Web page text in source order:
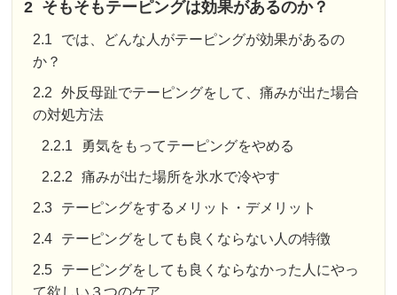
2 そもそもテーピングは効果があるのか？
2.1
では、どんな人がテーピングが効果があるの
か？
2.2
外反母趾でテーピングをして、痛みが出た場合
の対処方法
2.2.1 勇気をもってテーピングをやめる
2.2.2 痛みが出た場所を氷水で冷やす
2.3 テーピングをするメリット・デメリット
2.4 テーピングをしても良くならない人の特徴
2.5
テーピングをしても良くならなかった人にやっ